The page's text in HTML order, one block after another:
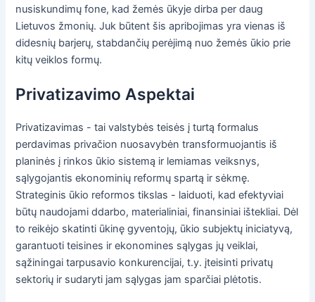
nusiskundimų fone, kad žemės ūkyje dirba per daug
Lietuvos žmonių. Juk būtent šis apribojimas yra vienas iš
didesnių barjerų, stabdančių perėjimą nuo žemės ūkio prie
kitų veiklos formų.
Privatizavimo Aspektai
Privatizavimas - tai valstybės teisės į turtą formalus
perdavimas privačion nuosavybėn transformuojantis iš
planinės į rinkos ūkio sistemą ir lemiamas veiksnys,
sąlygojantis ekonominių reformų spartą ir sėkmę.
Strateginis ūkio reformos tikslas - laiduoti, kad efektyviai
būtų naudojami ddarbo, materialiniai, finansiniai ištekliai. Dėl
to reikėjo skatinti ūkinę gyventojų, ūkio subjektų iniciatyvą,
garantuoti teisines ir ekonomines sąlygas jų veiklai,
sąžiningai tarpusavio konkurencijai, t.y. įteisinti privatų
sektorių ir sudaryti jam sąlygas jam sparčiai plėtotis.